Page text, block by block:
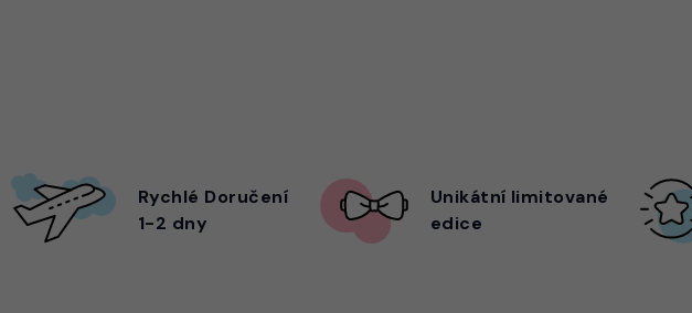
Rychlé Doručení
1-2 dny
Unikátní limitované
edice